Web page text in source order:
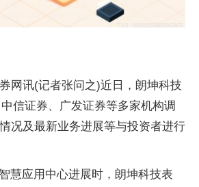
网讯(记者张问之)近日，朗坤科技
中信证券、广发证券等多家机构调
况及最新业务进展等与投资者进行
慧应用中心进展时，朗坤科技表